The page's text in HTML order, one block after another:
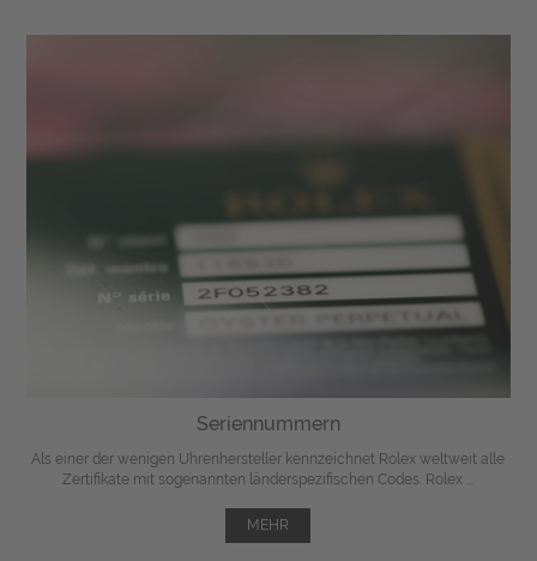
Seriennummern
Als einer der wenigen Uhrenhersteller kennzeichnet Rolex weltweit alle
Zertifikate mit sogenannten länderspezifischen Codes. Rolex ...
MEHR